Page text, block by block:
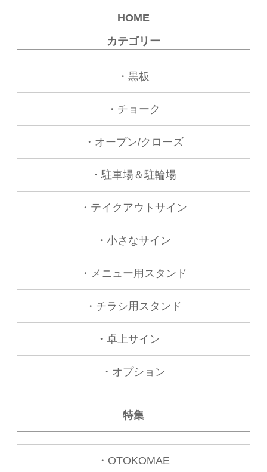
HOME
カテゴリー
・黒板
・チョーク
・オープン/クローズ
・駐車場＆駐輪場
・テイクアウトサイン
・小さなサイン
・メニュー用スタンド
・チラシ用スタンド
・卓上サイン
・オプション
特集
・OTOKOMAE